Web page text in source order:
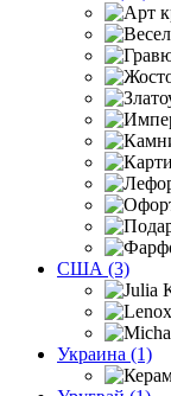
США (3)
Украина (1)